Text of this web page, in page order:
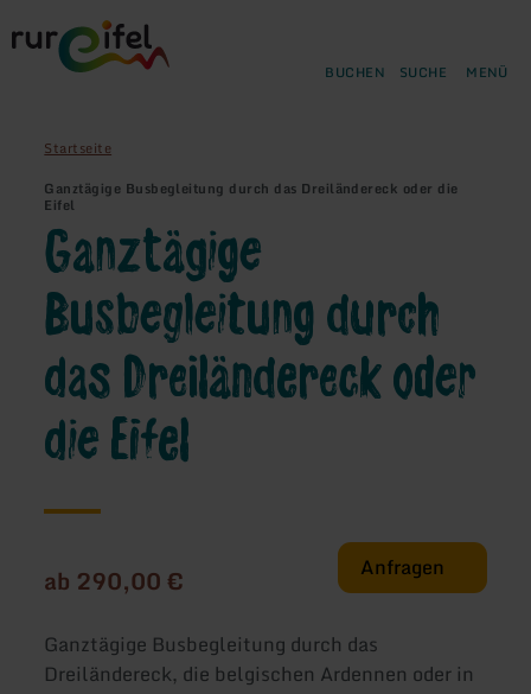
Zurück
zur
Startseite
BUCHEN SUCHE MENÜ
Startseite
Ganztägige Busbegleitung durch das Dreiländereck oder die
Eifel
Ganztägige
Busbegleitung durch
das Dreiländereck oder
die Eifel
ab 290,00 € Anfragen
Ganztägige Busbegleitung durch das
Dreiländereck, die belgischen Ardennen oder in